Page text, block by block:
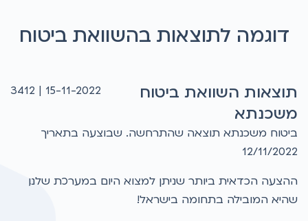
דוגמה לתוצאות בהשוואת ביטוח
15-11-2022 |
3412
תוצאות השוואת ביטוח
משכנתא
ביטוח משכנתא תוצאה שהתרחשה. שבוצעה בתאריך
12/11/2022
ההצעה הכדאית ביותר שניתן למצוא היום במערכת שלנו,
שהיא המובילה בתחומה בישראל!